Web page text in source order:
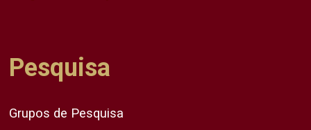
Pesquisa
Grupos de Pesquisa